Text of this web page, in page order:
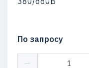
По запросу